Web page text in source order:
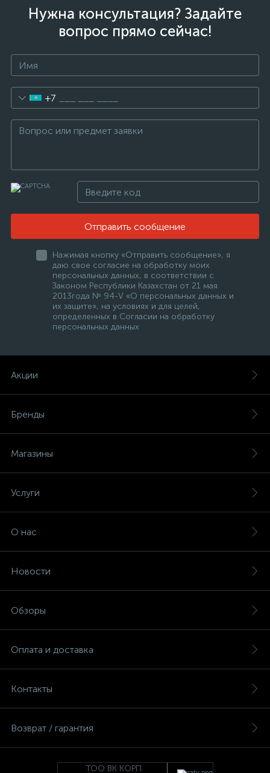
Нужна консультация? Задайте
вопрос прямо сейчас!
+7
Отправить сообщение
Нажимая кнопку «Отправить сообщение», я
даю свое согласие на обработку моих
персональных данных, в соответствии с
Законом Республики Казахстан от 21 мая
2013года № 94-V «О персональных данных и
их защите», на условиях и для целей,
определенных в Согласии на обработку
персональных данных
Акции
Бренды
Магазины
Услуги
О нас
Новости
Обзоры
Оплата и доставка
Контакты
Возврат / гарантия
ТОО ВК КОРП